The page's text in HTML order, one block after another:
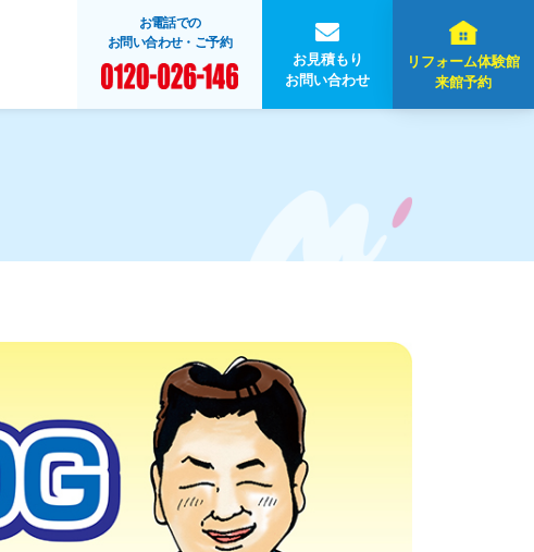
お電話での
お問い合わせ・ご予約
お見積もり
お問い合わせ
リフォーム体験館
来館予約